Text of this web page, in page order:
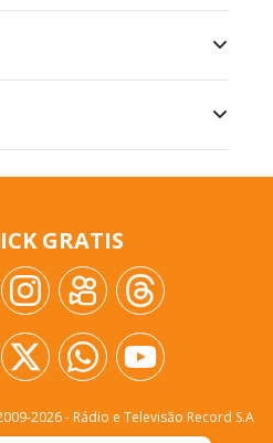
GRATIS
2026- Rádio e Televisão Record S.A